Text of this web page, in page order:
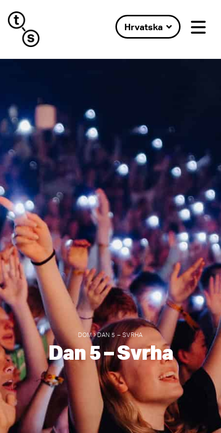
Hrvatska
DOM › DAN 5 – SVRHA
Dan 5 – Svrha